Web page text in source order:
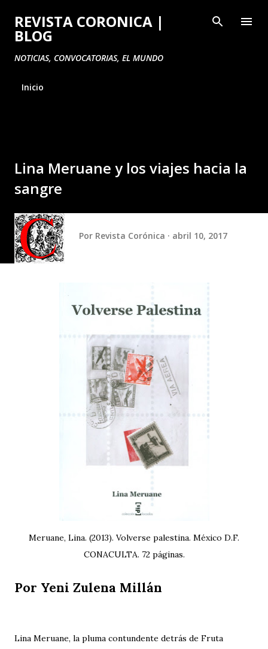
Ir al contenido principal
REVISTA CORONICA |
BLOG
NOTICIAS, CONVOCATORIAS, EL MUNDO
Inicio
Lina Meruane y los viajes hacia la
sangre
Por Revista Corónica abril 10, 2017
Meruane, Lina. (2013). Volverse palestina. México D.F.
CONACULTA. 72 páginas.
Por Yeni Zulena Millán
Lina Meruane, la pluma contundente detrás de Fruta